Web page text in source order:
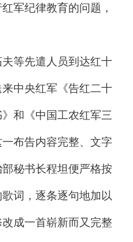
军纪律教育的问题，
等先遣人员到达红十
中央红军《告红二十
和《中国工农红军三
布告内容完整、文字
秘书长程坦便严格按
词，逐条逐句地加以
成一首崭新而又完整